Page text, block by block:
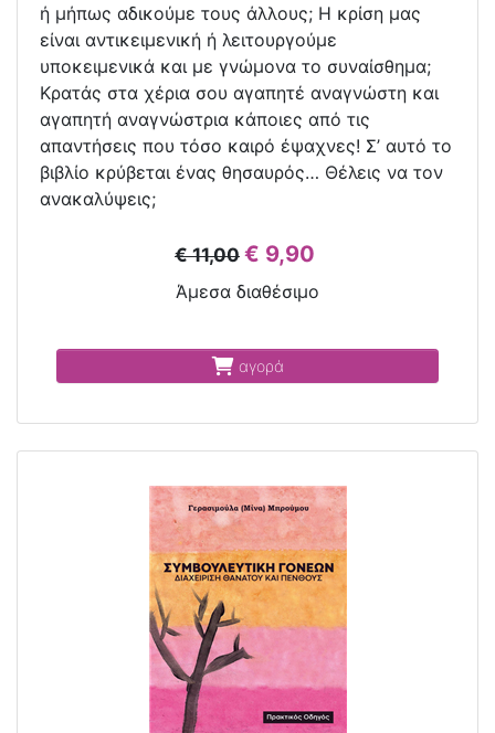
ή μήπως αδικούμε τους άλλους; Η κρίση μας
είναι αντικειμενική ή λειτουργούμε
υποκειμενικά και με γνώμονα το συναίσθημα;
Κρατάς στα χέρια σου αγαπητέ αναγνώστη και
αγαπητή αναγνώστρια κάποιες από τις
απαντήσεις που τόσο καιρό έψαχνες! Σ’ αυτό το
βιβλίο κρύβεται ένας θησαυρός… Θέλεις να τον
ανακαλύψεις;
€ 11,00 € 9,90
Άμεσα διαθέσιμο
αγορά